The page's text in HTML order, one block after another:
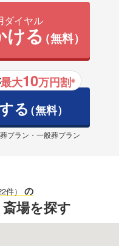
ダイヤル
ける（無料）
最大10万円割※
る（無料）
プラン・一般葬プラン
件） の
場を探す